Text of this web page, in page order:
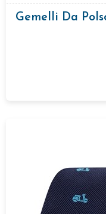
Gemelli Da